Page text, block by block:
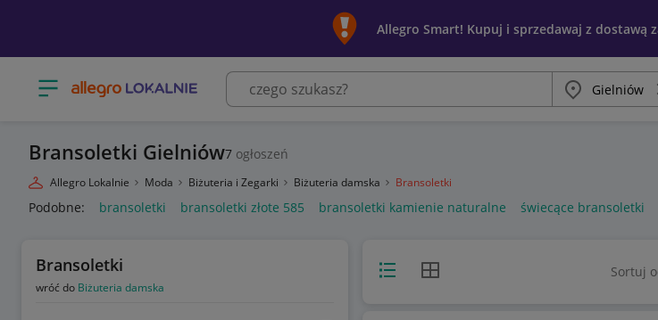
Allegro Smart! Kupuj i sprzedawaj z dostawą
Otwórz menu z kategoriami Miasto
Bransoletki Gielniów7 ogłoszeń
Allegro Lokalnie Moda Biżuteria i Zegarki Biżuteria damska Bransoletki
Podobne: bransoletki bransoletki złote 585 bransoletki kamienie naturalne świecące bransoletki
Bransoletki
wróć do Biżuteria damska
Widok listyWidok siatki Sortuj